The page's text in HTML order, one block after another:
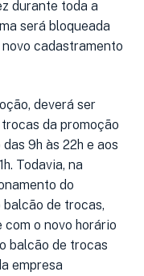
durante toda a
será bloqueada
cadastramento
deverá ser
da promoção
9h às 22h e aos
Todavia, na
do
de trocas,
o novo horário
balcão de trocas
empresa